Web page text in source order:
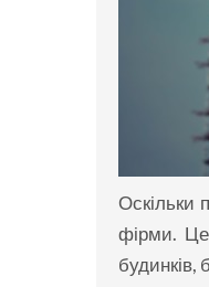
Оскільки
фірми.
будинків,